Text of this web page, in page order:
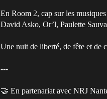
En Room 2, cap sur les
David Asko, Or’l, Paulette
Une nuit de liberté, de fête et de
---
🤝 En partenariat avec NRJ